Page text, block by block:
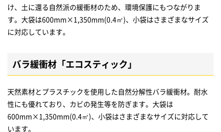
け、土に還る自然派の緩衝材のため、環境保護にもつながりま
す。大袋は600mm×1,350mm(0.4㎥)、小袋はさまざまなサイズ
に対応しています。
バラ緩衝材「エコスティック」
天然素材とプラスチックを使用した自然分解性バラ緩衝材。耐水
性にも優れており、カビの発生等を防ぎます。大袋は
600mm×1,350mm(0.4㎥)、小袋はさまざまなサイズに対応して
います。